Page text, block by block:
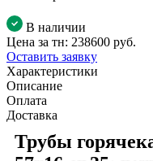
В наличии
Цена за тн: 238600 руб.
Оставить заявку
Характеристики
Описание
Оплата
Доставка
Трубы